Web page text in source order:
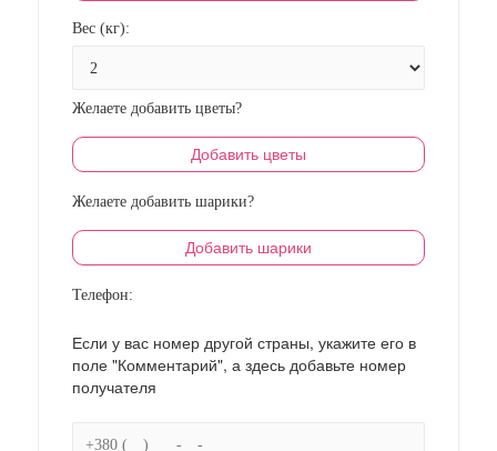
Вес (кг):
Желаете добавить цветы?
Добавить цветы
Желаете добавить шарики?
Добавить шарики
Телефон:
Если у вас номер другой страны, укажите его в
поле "Комментарий", а здесь добавьте номер
получателя